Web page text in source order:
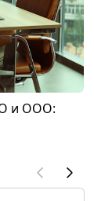
и ООО: